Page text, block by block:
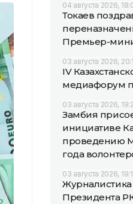
04 августа 2026,
Токаев
Премьер-
03 августа 2026,
IV
медиафорум
03 августа 2026,
Замбия
инициативе
проведению
года
03 августа 2026,
Президента